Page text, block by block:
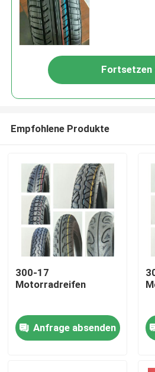
Produkte
Fortsetzen
Empfohlene Produkte
300-17
Motorradreifen
Anfrage absenden